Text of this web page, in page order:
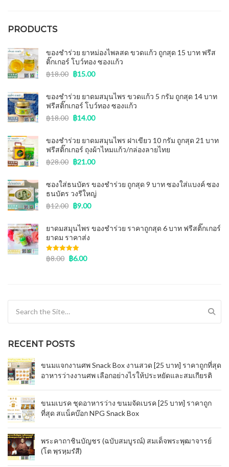
PRODUCTS
ของชำร่วย ยาหม่องไพลสด ขวดแก้ว ถูกสุด 15 บาท ฟรีส
ติ๊กเกอร์ โบว์ทอง ซองแก้ว
฿18.00 ฿15.00
ของชำร่วย ยาดมสมุนไพร ขวดแก้ว 5 กรัม ถูกสุด 14 บาท
ฟรีสติ๊กเกอร์ โบว์ทอง ซองแก้ว
฿18.00 ฿14.00
ของชําร่วย ยาดมสมุนไพร ฝาเขียว 10 กรัม ถูกสุด 21 บาท
ฟรีสติ๊กเกอร์ ถุงผ้าไหมแก้ว/กล่องลายไทย
฿28.00 ฿21.00
ซองใส่ธนบัตร ของชําร่วย ถูกสุด 9 บาท ซองใส่แบงค์ ซอง
ธนบัตร วงรีใหญ่
฿12.00 ฿9.00
ยาดมสมุนไพร ของชำร่วย ราคาถูกสุด 6 บาท ฟรีสติ๊กเกอร์
ยาดม ราคาส่ง
Rated5.00
out of 5
฿8.00 ฿6.00
RECENT POSTS
ขนมแจกงานศพ Snack Box งานสวด [25 บาท] ราคาถูกที่สุด
อาหารว่างงานศพ เลือกอย่างไรให้ประหยัดและสมเกียรติ
ขนมเบรค ชุดอาหารว่าง ขนมจัดเบรค [25 บาท] ราคาถูก
ที่สุด สแน็คบ๊อก NPG Snack Box
พระคาถาชินบัญชร (ฉบับสมบูรณ์) สมเด็จพระพุฒาจารย์
(โต พฺรหฺมรํสี)